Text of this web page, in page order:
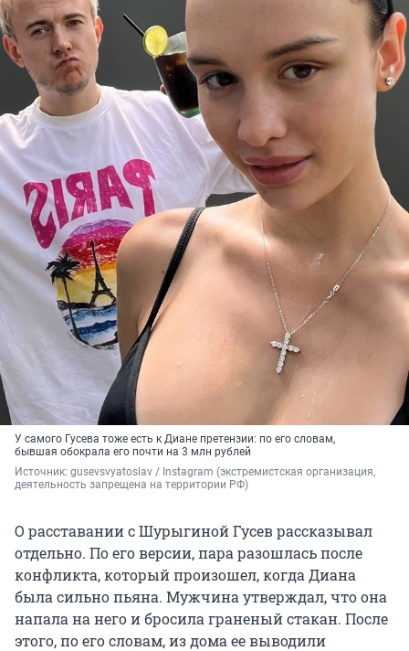
У самого Гусева тоже есть к Диане претензии: по его словам,
бывшая обокрала его почти на 3 млн рублей
Источник: gusevsvyatoslav / Instagram (экстремистская организация,
деятельность запрещена на территории РФ)
О расставании с Шурыгиной Гусев рассказывал
отдельно. По его версии, пара разошлась после
конфликта, который произошел, когда Диана
была сильно пьяна. Мужчина утверждал, что она
напала на него и бросила граненый стакан. После
этого, по его словам, из дома ее выводили